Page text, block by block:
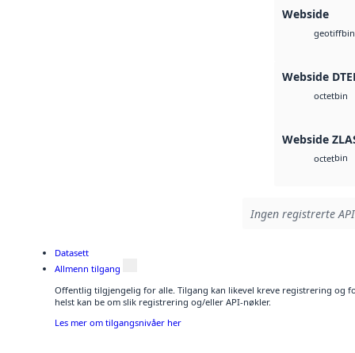
Webside
geotiffbin
Webside
octetbin
Webside
octetbin
Ingen registrerte
Datasett
Allmenn tilgang
Offentlig tilgjengelig for alle. Tilgang kan likevel kreve registrering og
helst kan be om slik registrering og/eller API-nøkler.
Les mer om tilgangsnivåer her